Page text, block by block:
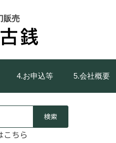
販売
4.お申込等 5.会社概要
こちら